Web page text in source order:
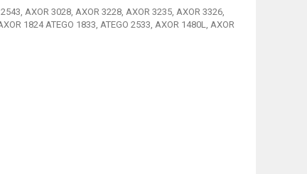
AXOR 3028, AXOR 3228, AXOR 3235, AXOR 3326,
1824 ATEGO 1833, ATEGO 2533, AXOR 1480L, AXOR